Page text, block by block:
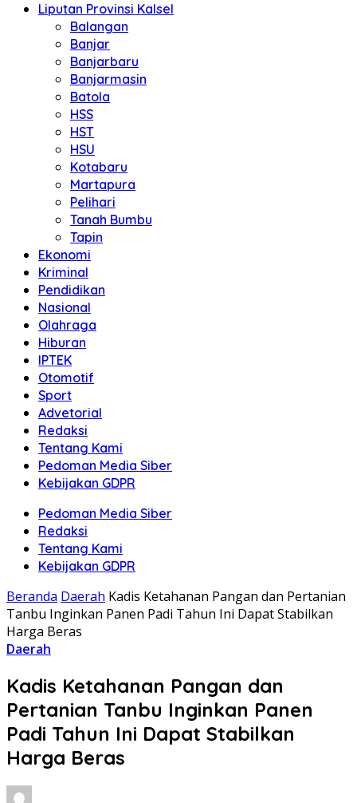
Liputan Provinsi Kalsel
Balangan
Banjar
Banjarbaru
Banjarmasin
Batola
HSS
HST
HSU
Kotabaru
Martapura
Pelihari
Tanah Bumbu
Tapin
Ekonomi
Kriminal
Pendidikan
Nasional
Olahraga
Hiburan
IPTEK
Otomotif
Sport
Advetorial
Redaksi
Tentang Kami
Pedoman Media Siber
Kebijakan GDPR
Pedoman Media Siber
Redaksi
Tentang Kami
Kebijakan GDPR
Beranda Daerah Kadis Ketahanan Pangan dan Pertanian
Tanbu Inginkan Panen Padi Tahun Ini Dapat Stabilkan
Harga Beras
Daerah
Kadis Ketahanan Pangan dan
Pertanian Tanbu Inginkan Panen
Padi Tahun Ini Dapat Stabilkan
Harga Beras